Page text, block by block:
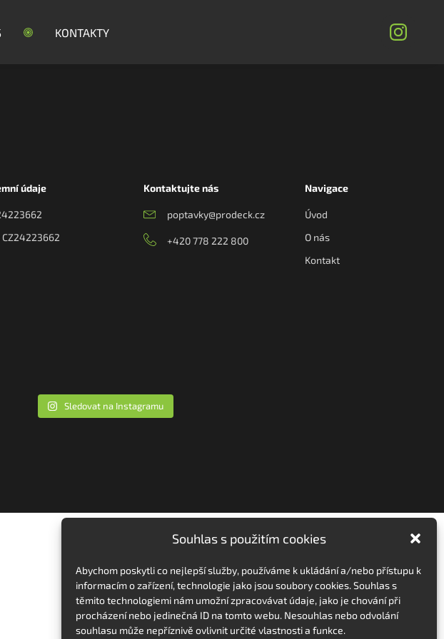
Souhlas s použitím cookies
Abychom poskytli co nejlepší služby, používáme k ukládání a/nebo přístupu k
informacím o zařízení, technologie jako jsou soubory cookies. Souhlas s
těmito technologiemi nám umožní zpracovávat údaje, jako je chování při
procházení nebo jedinečná ID na tomto webu. Nesouhlas nebo odvolání
souhlasu může nepříznivě ovlivnit určité vlastnosti a funkce.
KONTAKTY
údaje
CZ24223662
Kontaktujte nás
poptavky@prodeck.cz
+420 778 222 800
Navigace
Úvod
O nás
Kontakt
Sledovat na Instagramu